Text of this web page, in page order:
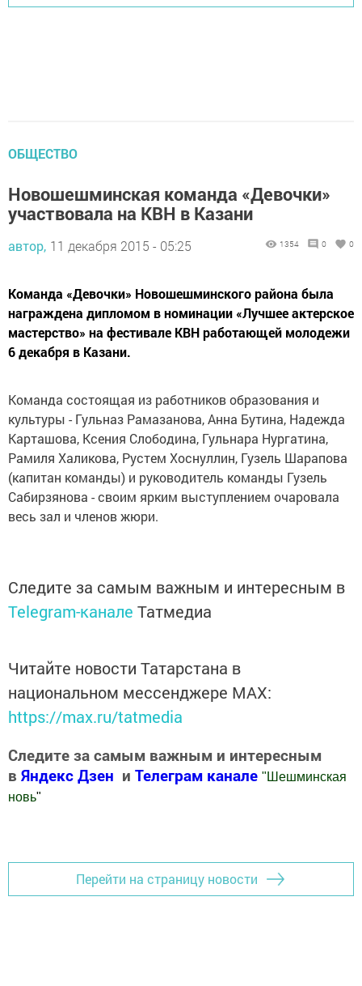
ОБЩЕСТВО
Новошешминская команда «Девочки»
участвовала на КВН в Казани
автор, 11 декабря 2015 - 05:25 1354 0 0
Команда «Девочки» Новошешминского района была
награждена дипломом в номинации «Лучшее актерское
мастерство» на фестивале КВН работающей молодежи
6 декабря в Казани.
Команда состоящая из работников образования и
культуры - Гульназ Рамазанова, Анна Бутина, Надежда
Карташова, Ксения Слободина, Гульнара Нургатина,
Рамиля Халикова, Рустем Хоснуллин, Гузель Шарапова
(капитан команды) и руководитель команды Гузель
Сабирзянова - своим ярким выступлением очаровала
весь зал и членов жюри.
Следите за самым важным и интересным в
Telegram-канале Татмедиа
Читайте новости Татарстана в
национальном мессенджере MАХ:
https://max.ru/tatmedia
Следите за самым важным и интересным
в Яндекс Дзен и Телеграм канале " Шешминская
новь"
Перейти на страницу новости